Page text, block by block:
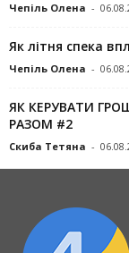
Чепіль Олена -
Як літня спека
Чепіль Олена -
ЯК КЕРУВАТИ
РАЗОМ #2
Скиба Тетяна -